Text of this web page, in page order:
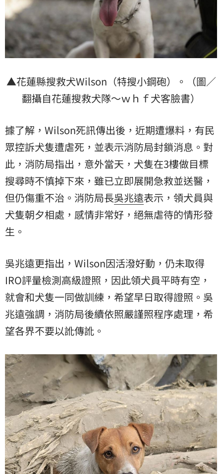
▲花蓮縣搜救犬Wilson（特搜小鋼砲）。（圖／
翻攝自花蓮搜救犬隊～ｗｈｆ犬客臉書）
據了解，Wilson死訊傳出後，近期遭爆料，有民
眾控訴犬隻遭虐死，並表示消防局封鎖消息。對
此，消防局指出，意外當天，犬隻在3樓做目標
搜尋時不慎掉下來，雖已立即展開急救並送醫，
但仍傷重不治。消防局長吳兆遠表示，領犬員與
犬隻朝夕相處，感情非常好，絕無虐待的情形發
生。
吳兆遠更指出，Wilson因活潑好動，仍未取得
IRO評量檢測高級證照，因此領犬員平時有空，
就會和犬隻一同做訓練，希望早日取得證照。吳
兆遠強調，消防局後續依照嚴謹照程序處理，希
望各界不要以訛傳訛。